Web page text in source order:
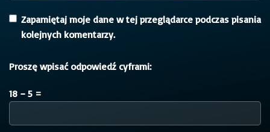
Zapamiętaj moje dane w tej przeglądarce podczas pisania
kolejnych komentarzy.
Proszę wpisać odpowiedź cyframi:
18 − 5 =